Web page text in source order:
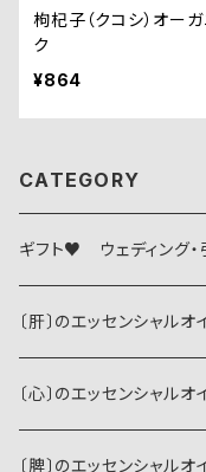
枸杞子（クコシ）オーガ
ク
¥864
CATEGORY
ギフト♥ ウェディング・
〔肝〕のエッセンシャルオ
〔心〕のエッセンシャルオ
〔脾〕のエッセンシャルオ